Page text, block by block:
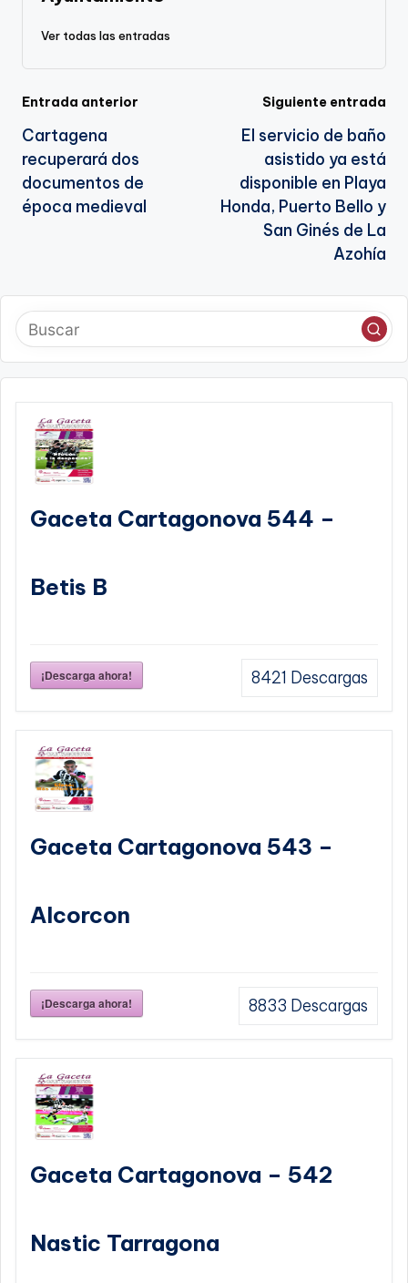
Ver todas las entradas
Navegación
de
entradas
Entrada anterior
Cartagena
recuperará dos
documentos de
época medieval
Siguiente entrada
El servicio de baño
asistido ya está
disponible en Playa
Honda, Puerto Bello y
San Ginés de La
Azohía
Gaceta Cartagonova 544 –
Betis B
¡Descarga ahora! 8421 Descargas
Gaceta Cartagonova 543 –
Alcorcon
¡Descarga ahora! 8833 Descargas
Gaceta Cartagonova – 542
Nastic Tarragona